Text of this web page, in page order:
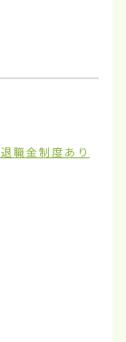
退職金制度あり